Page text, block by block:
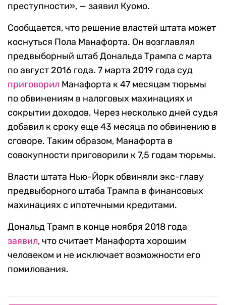
преступности», — заявил Куомо.
Сообщается, что решение властей штата может
коснуться Пола Манафорта. Он возглавлял
предвыборный штаб Дональда Трампа с марта
по август 2016 года. 7 марта 2019 года суд
приговорил Манафорта к 47 месяцам тюрьмы
по обвинениям в налоговых махинациях и
сокрытии доходов. Через несколько дней судья
добавил к сроку еще 43 месяца по обвинению в
сговоре. Таким образом, Манафорта в
совокупности приговорили к 7,5 годам тюрьмы.
Власти штата Нью-Йорк обвиняли экс-главу
предвыборного штаба Трампа в финансовых
махинациях с ипотечными кредитами.
Дональд Трамп в конце ноября 2018 года
заявил, что считает Манафорта хорошим
человеком и не исключает возможности его
помилования.